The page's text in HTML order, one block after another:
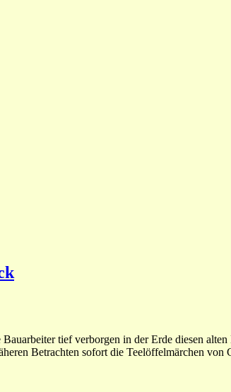
tief verborgen in der Erde diesen
Betrachten sofort die Teelöffelmärchen